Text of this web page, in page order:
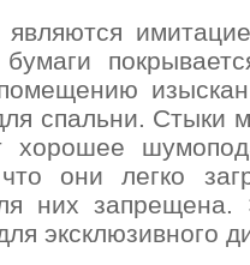
являются
спальни. Стыки
хорошее
они легко
них
эксклюзивного